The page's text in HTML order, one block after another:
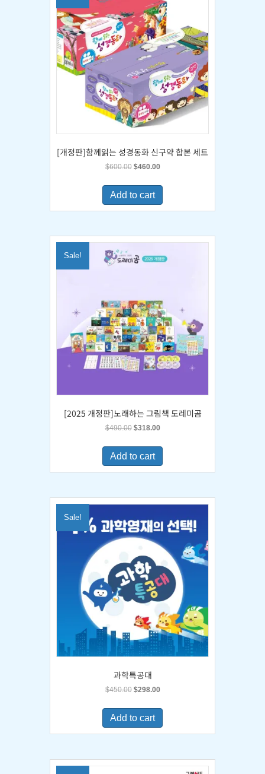
[개정판]함께읽는 성경동화 신구약 합본 세트
$600.00 Original
was:
$600.00.
$460.00Current
is:
Add to cart
Sale!
[2025 개정판]노래하는 그림책 도레미곰
$490.00 Original
was:
$490.00.
$318.00Current
is:
Add to cart
Sale!
과학특공대
$450.00 Original
was:
$450.00.
$298.00Current
is:
Add to cart